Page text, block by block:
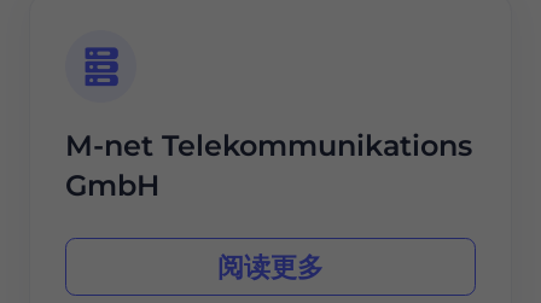
M-net Telekommunikations
GmbH
阅读更多